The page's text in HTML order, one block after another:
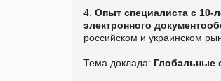
4. Опыт специалиста с
электронного
российском и украинском
Тема доклада: Глобальные